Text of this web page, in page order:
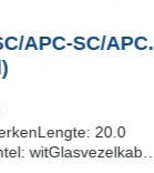
APC-SC/APC.
20.0
witGlasvezelkabel